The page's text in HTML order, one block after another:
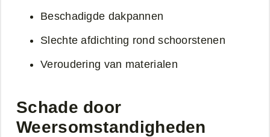
Beschadigde dakpannen
Slechte afdichting rond schoorstenen
Veroudering van materialen
Schade door
Weersomstandigheden